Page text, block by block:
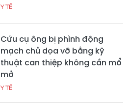
Y TẾ
Cứu cụ ông bị phình động
mạch chủ dọa vỡ bằng kỹ
thuật can thiệp không cần mổ
mở
Y TẾ